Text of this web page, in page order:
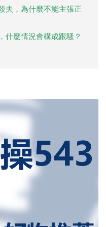
夫，為什麼不能主張正
什麼情況會構成跟騷？